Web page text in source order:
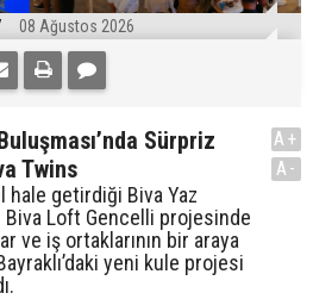
08 Ağustos 2026
Sürpriz
Twins
hale getirdiği Biva Yaz
Biva Loft Gencelli projesinde
ve iş ortaklarının bir araya
yeni kule projesi
A+
A-